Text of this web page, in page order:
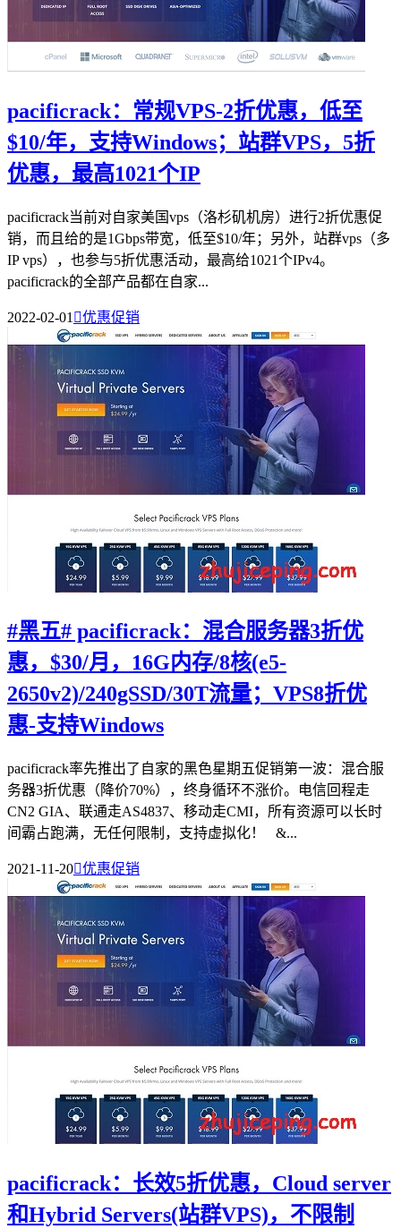
pacificrack：常规VPS-2折优惠，低至
$10/年，支持Windows；站群VPS，5折
优惠，最高1021个IP
pacificrack当前对自家美国vps（洛杉矶机房）进行2折优惠促
销，而且给的是1Gbps带宽，低至$10/年；另外，站群vps（多
IP vps），也参与5折优惠活动，最高给1021个IPv4。
pacificrack的全部产品都在自家...
2022-02-01 优惠促销
#黑五# pacificrack：混合服务器3折优
惠，$30/月，16G内存/8核(e5-
2650v2)/240gSSD/30T流量；VPS8折优
惠-支持Windows
pacificrack率先推出了自家的黑色星期五促销第一波：混合服
务器3折优惠（降价70%），终身循环不涨价。电信回程走
CN2 GIA、联通走AS4837、移动走CMI，所有资源可以长时
间霸占跑满，无任何限制，支持虚拟化！ &...
2021-11-20优惠促销
pacificrack：长效5折优惠，Cloud server
和Hybrid Servers(站群VPS)，不限制